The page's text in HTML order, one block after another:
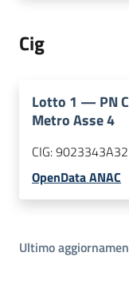
Cig
Lotto 1 — PN
Metro Asse 4
CIG:9023343A32
OpenData ANAC
Ultimo